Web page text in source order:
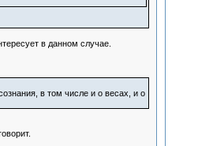
в данном случае.
в том числе и о весах, и о